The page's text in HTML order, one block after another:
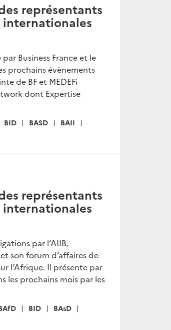
représentants
internationales
Business France et le
prochains évènements
de BF et MEDEFi
dont Expertise
BID BASD
BAII
représentants
internationales
par l’AIIB,
et son forum d’affaires de
l’Afrique. Il présente par
les prochains mois par les
BID
BAsD